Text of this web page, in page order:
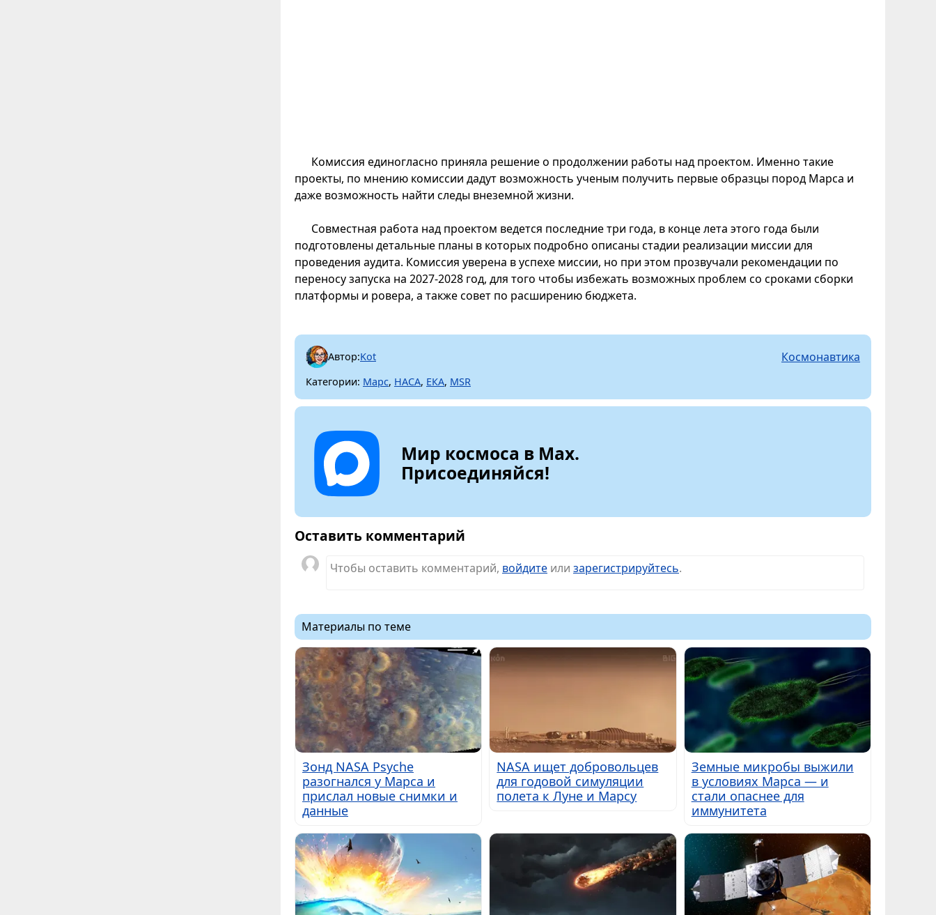
Комиссия единогласно приняла решение о продолжении работы над проектом. Именно такие
проекты, по мнению комиссии дадут возможность ученым получить первые образцы пород Марса и
даже возможность найти следы внеземной жизни.
Совместная работа над проектом ведется последние три года, в конце лета этого года были
подготовлены детальные планы в которых подробно описаны стадии реализации миссии для
проведения аудита. Комиссия уверена в успехе миссии, но при этом прозвучали рекомендации по
переносу запуска на 2027-2028 год, для того чтобы избежать возможных проблем со сроками сборки
платформы и ровера, а также совет по расширению бюджета.
Автор:Kot Космонавтика
Категории: Марс, НАСА, ЕКА, MSR
Мир космоса в Max.
Присоединяйся!
Оставить комментарий
Чтобы оставить комментарий, войдите или зарегистрируйтесь.
Материалы по теме
Зонд NASA Psyche
разогнался у Марса и
прислал новые снимки и
данные
NASA ищет добровольцев
для годовой симуляции
полета к Луне и Марсу
Земные микробы выжили
в условиях Марса — и
стали опаснее для
иммунитета